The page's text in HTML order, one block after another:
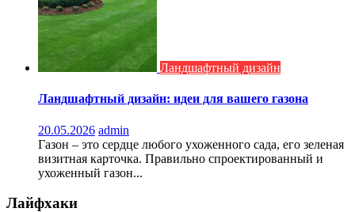
Ландшафтный дизайн
Ландшафтный дизайн: идеи для вашего газона
20.05.2026 admin
Газон – это сердце любого ухоженного сада, его зеленая
визитная карточка. Правильно спроектированный и
ухоженный газон...
Лайфхаки